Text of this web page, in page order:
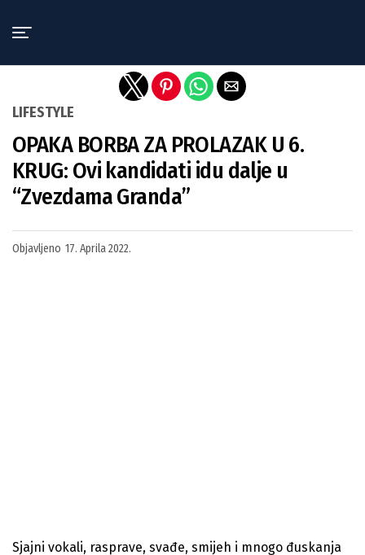
LIFESTYLE
OPAKA BORBA ZA PROLAZAK U 6.
KRUG: Ovi kandidati idu dalje u
“Zvezdama Granda”
Objavljeno 17. Aprila 2022.
Sjajni vokali, rasprave, svađe, smijeh i mnogo đuskanja